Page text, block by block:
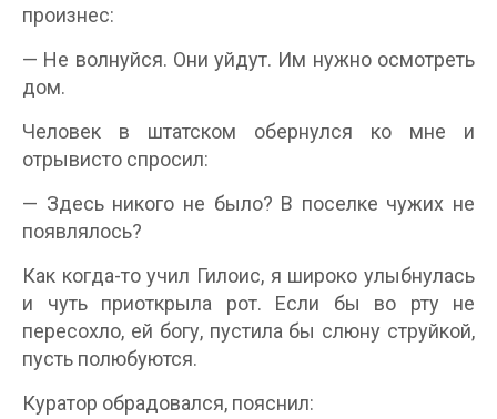
произнес:
— Не волнуйся. Они уйдут. Им нужно осмотреть
дом.
Человек в штатском обернулся ко мне и
отрывисто спросил:
— Здесь никого не было? В поселке чужих не
появлялось?
Как когда-то учил Гилоис, я широко улыбнулась
и чуть приоткрыла рот. Если бы во рту не
пересохло, ей богу, пустила бы слюну струйкой,
пусть полюбуются.
Куратор обрадовался, пояснил: